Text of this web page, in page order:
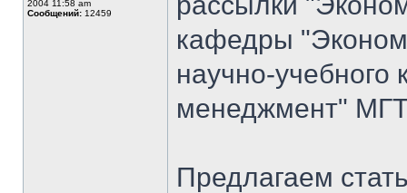
2004 11:58 am
Сообщений: 12459
кафедры
научно-
менеджмент"
Предлагаем